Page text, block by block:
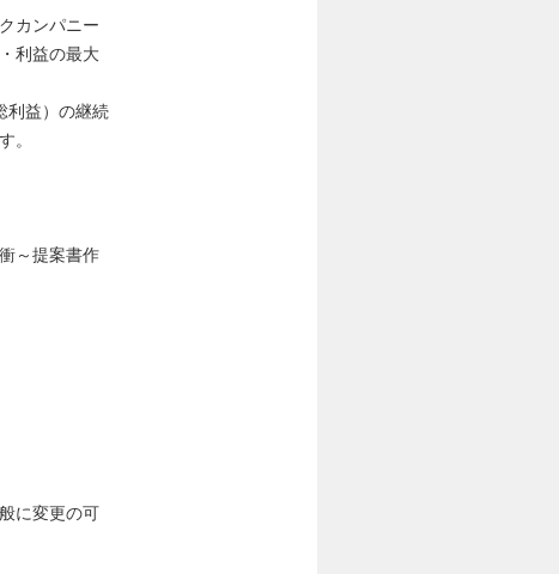
カンパニー
利益の最大
利益）の継続
。
～提案書作
に変更の可